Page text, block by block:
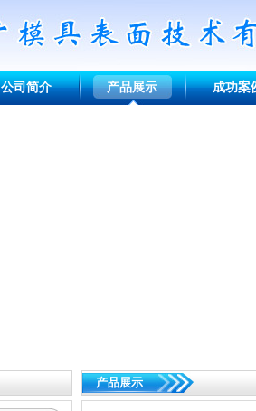
公司简介 产品展示 成功案
产品展示